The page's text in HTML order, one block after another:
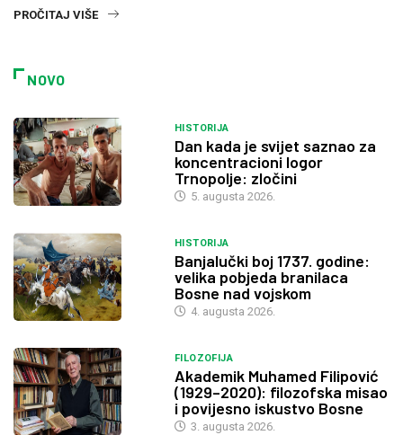
PROČITAJ VIŠE
NOVO
HISTORIJA
Dan kada je svijet saznao za
koncentracioni logor
Trnopolje: zločini
5. augusta 2026.
HISTORIJA
Banjalučki boj 1737. godine:
velika pobjeda branilaca
Bosne nad vojskom
4. augusta 2026.
FILOZOFIJA
Akademik Muhamed Filipović
(1929–2020): filozofska misao
i povijesno iskustvo Bosne
3. augusta 2026.